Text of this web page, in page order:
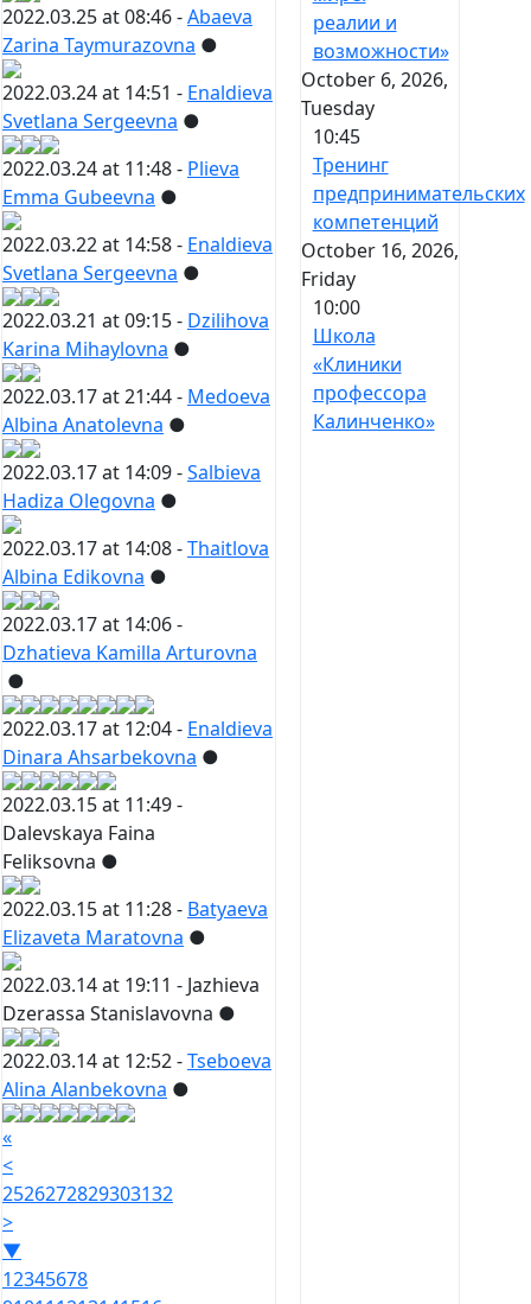
2022.03.25 at 08:46 -Abaeva
Zarina Taymurazovna ●
2022.03.24 at 14:51 - Enaldieva
Svetlana Sergeevna ●
2022.03.24 at 11:48 - Plieva
Emma Gubeevna ●
2022.03.22 at 14:58 - Enaldieva
Svetlana Sergeevna ●
2022.03.21 at 09:15 - Dzilihova
Karina Mihaylovna ●
2022.03.17 at 21:44 - Medoeva
Albina Anatolevna ●
2022.03.17 at 14:09 -Salbieva
Hadiza Olegovna ●
2022.03.17 at 14:08 -Thaitlova
Albina Edikovna ●
2022.03.17 at 14:06 -
Dzhatieva Kamilla Arturovna
●
2022.03.17 at 12:04 - Enaldieva
Dinara Ahsarbekovna ●
2022.03.15 at 11:49 -
Dalevskaya Faina
Feliksovna ●
2022.03.15 at 11:28 - Batyaeva
Elizaveta Maratovna ●
2022.03.14 at 19:11 - Jazhieva
Dzerassa Stanislavovna ●
2022.03.14 at 12:52 -Tseboeva
Alina Alanbekovna ●
«
<
2526272829303132
>
▼
12345678
реалии и
возможности»
October 6, 2026,
Tuesday
10:45
Тренинг
предпринимательских
компетенций
October 16, 2026,
Friday
10:00
Школа
«Клиники
профессора
Калинченко»